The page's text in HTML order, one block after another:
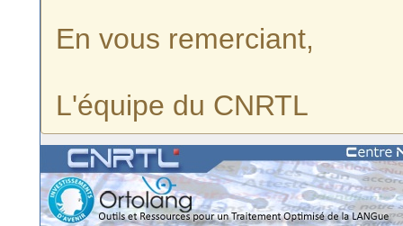
En vous remerciant,
L'équipe du CNRTL